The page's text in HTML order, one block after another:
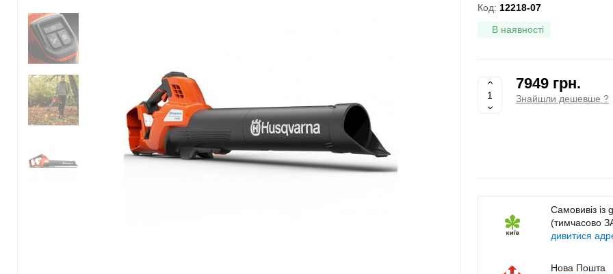
Код: 12218-07
В наявності
7949 грн.
Знайшли дешевше ?
Самовивіз із
(тимчасово
дивитися
Нова Пошта